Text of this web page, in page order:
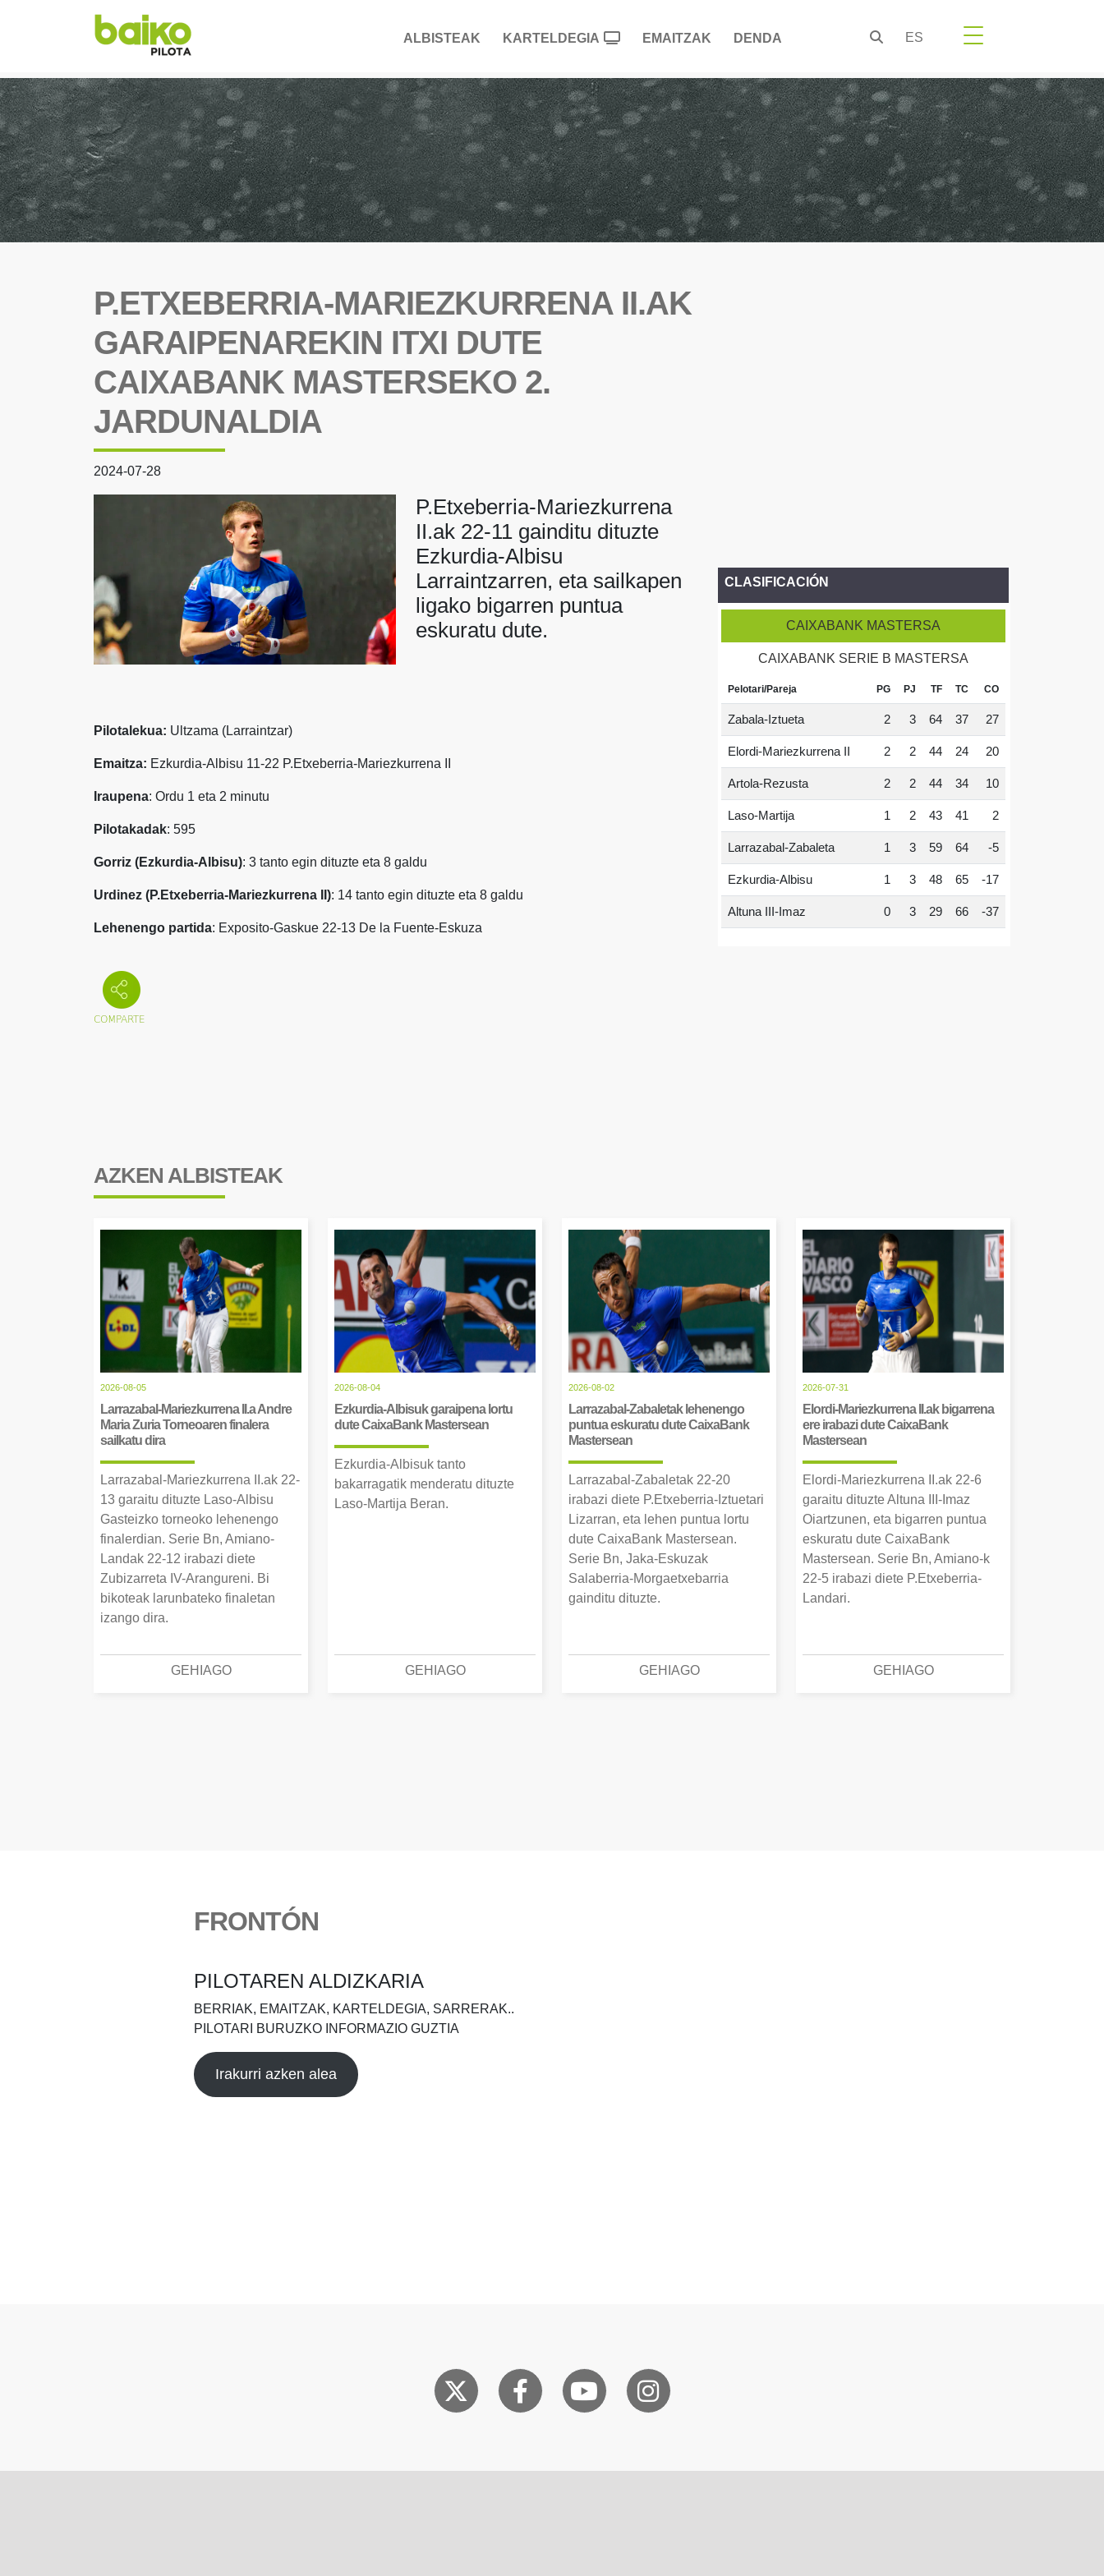
ALBISTEAK KARTELDEGIA EMAITZAK DENDA ES
P.ETXEBERRIA-MARIEZKURRENA II.AK
GARAIPENAREKIN ITXI DUTE
CAIXABANK MASTERSEKO 2.
JARDUNALDIA
2024-07-28
P.Etxeberria-Mariezkurrena
II.ak 22-11 gainditu dituzte
Ezkurdia-Albisu
Larraintzarren, eta sailkapen
ligako bigarren puntua
eskuratu dute.
Pilotalekua: Ultzama (Larraintzar)
Emaitza: Ezkurdia-Albisu 11-22 P.Etxeberria-Mariezkurrena II
Iraupena: Ordu 1 eta 2 minutu
Pilotakadak: 595
Gorriz (Ezkurdia-Albisu): 3 tanto egin dituzte eta 8 galdu
Urdinez (P.Etxeberria-Mariezkurrena II): 14 tanto egin dituzte eta 8 galdu
Lehenengo partida: Exposito-Gaskue 22-13 De la Fuente-Eskuza
CLASIFICACIÓN
CAIXABANK MASTERSA
CAIXABANK SERIE B MASTERSA
Pelotari/Pareja PG PJ TF TC CO
Zabala-Iztueta 2 3 64 37 27
Elordi-Mariezkurrena II 2 2 44 24 20
Artola-Rezusta 2 2 44 34 10
Laso-Martija 1 2 43 41 2
Larrazabal-Zabaleta 1 3 59 64 -5
Ezkurdia-Albisu 1 3 48 65 -17
Altuna III-Imaz 0 3 29 66 -37
AZKEN ALBISTEAK
2026-08-05
Larrazabal-Mariezkurrena II.a Andre
Maria Zuria Torneoaren finalera
sailkatu dira
Larrazabal-Mariezkurrena II.ak 22-
13 garaitu dituzte Laso-Albisu
Gasteizko torneoko lehenengo
finalerdian. Serie Bn, Amiano-
Landak 22-12 irabazi diete
Zubizarreta IV-Arangureni. Bi
bikoteak larunbateko finaletan
izango dira.
GEHIAGO
2026-08-04
Ezkurdia-Albisuk garaipena lortu
dute CaixaBank Mastersean
Ezkurdia-Albisuk tanto
bakarragatik menderatu dituzte
Laso-Martija Beran.
GEHIAGO
2026-08-02
Larrazabal-Zabaletak lehenengo
puntua eskuratu dute CaixaBank
Mastersean
Larrazabal-Zabaletak 22-20
irabazi diete P.Etxeberria-Iztuetari
Lizarran, eta lehen puntua lortu
dute CaixaBank Mastersean.
Serie Bn, Jaka-Eskuzak
Salaberria-Morgaetxebarria
gainditu dituzte.
GEHIAGO
2026-07-31
Elordi-Mariezkurrena II.ak bigarrena
ere irabazi dute CaixaBank
Mastersean
Elordi-Mariezkurrena II.ak 22-6
garaitu dituzte Altuna III-Imaz
Oiartzunen, eta bigarren puntua
eskuratu dute CaixaBank
Mastersean. Serie Bn, Amiano-k
22-5 irabazi diete P.Etxeberria-
Landari.
GEHIAGO
FRONTÓN
PILOTAREN ALDIZKARIA
BERRIAK, EMAITZAK, KARTELDEGIA, SARRERAK..
PILOTARI BURUZKO INFORMAZIO GUZTIA
Irakurri azken alea